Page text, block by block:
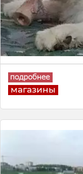
магазины